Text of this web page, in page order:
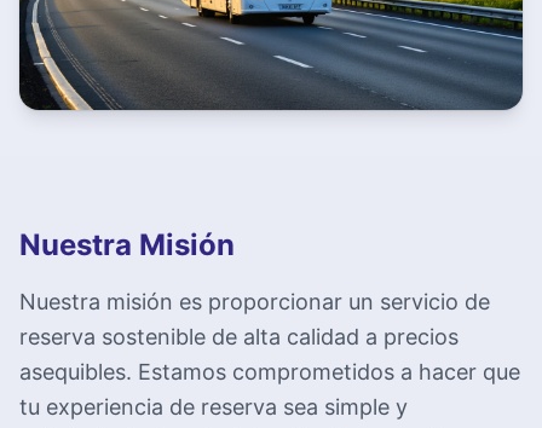
Nuestra Misión
Nuestra misión es proporcionar un servicio de
reserva sostenible de alta calidad a precios
asequibles. Estamos comprometidos a hacer que
tu experiencia de reserva sea simple y